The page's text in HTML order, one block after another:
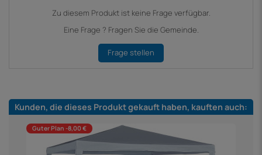
Zu diesem Produkt ist keine Frage verfügbar.
Eine Frage ? Fragen Sie die Gemeinde.
Frage stellen
Kunden, die dieses Produkt gekauft haben, kauften auch:
Guter Plan -8,00 €